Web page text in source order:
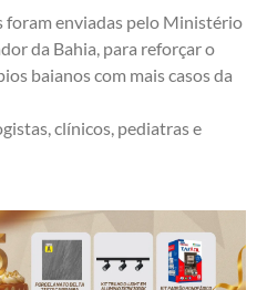
foram enviadas pelo Ministério
da Bahia, para reforçar o
baianos com mais casos da
clínicos, pediatras e